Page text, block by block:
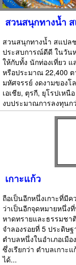
สวนสนุกทางน้ำ
สวนสนุกทางน้ำ สแปล
ประสบการณ์ดีดี ในวัน
ให้กับทั้ง นักท่องเที่ยว
หรือประมาณ 22,400
มหัศจรรย์ งดงามของ
เอเชีย, ตุรกี, ยุโรปเห
งบประมาณการลงทุนก
เกาะแก้ว
ถือเป็นอีกหนึ่งเกาะที่มี
ว่าเป็นอีกจุดหมายหนึ่ง
หาดทรายและธรรมชา
จำลองรอยที่ 5 ประดิษ
ตำบลหนึ่งในอำเภอเมื
ซึ่งเรียกว่า ตำบลเกาะ
ได้...